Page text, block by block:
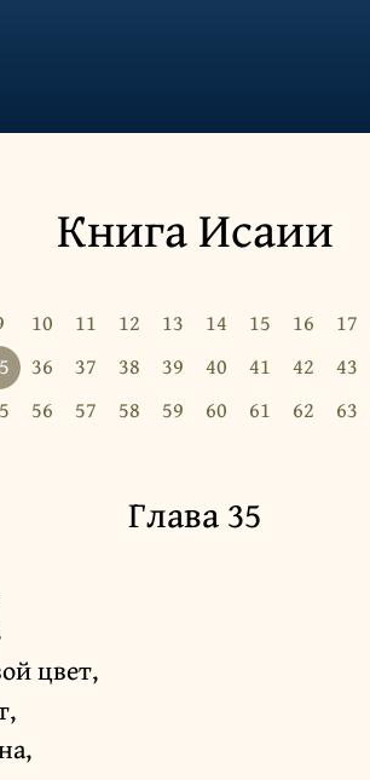
Книга Исаии
10 11 12 13 14 15 16 17
36 37 38 39 40 41 42 43
56 57 58 59 60 61 62 63
Глава 35
цвет,